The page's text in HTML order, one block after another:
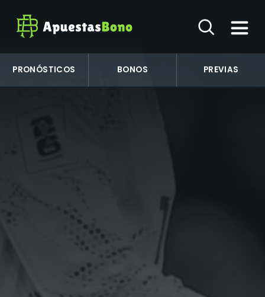
PRONÓSTICOS BONOS PREVIAS